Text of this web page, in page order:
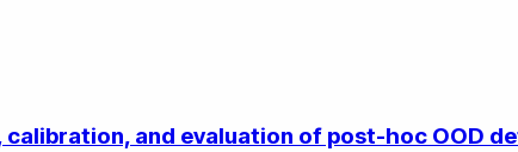
and evaluation of post-hoc OOD